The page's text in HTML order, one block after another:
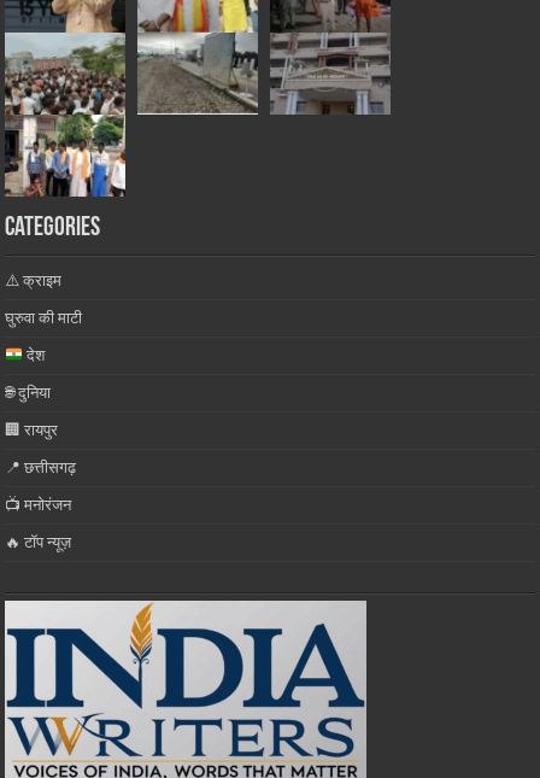
Categories
⚠️ क्राइम
घुरुवा की माटी
देश
🌐 दुनिया
🏢 रायपुर
📍 छत्तीसगढ़
📺 मनोरंजन
🔥 टॉप न्यूज़